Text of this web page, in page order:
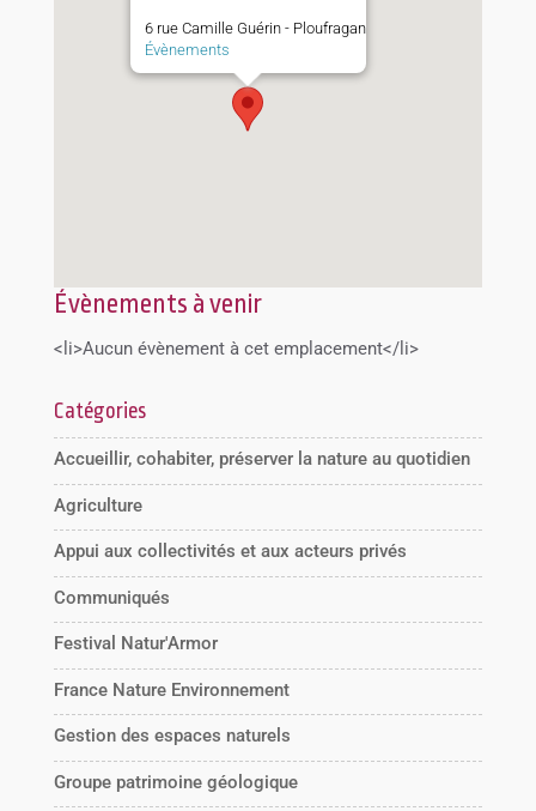
6 rue Camille Guérin - Ploufragan
Évènements
Évènements à venir
<li>Aucun évènement à cet emplacement</li>
Catégories
Accueillir, cohabiter, préserver la nature au quotidien
Agriculture
Appui aux collectivités et aux acteurs privés
Communiqués
Festival Natur'Armor
France Nature Environnement
Gestion des espaces naturels
Groupe patrimoine géologique